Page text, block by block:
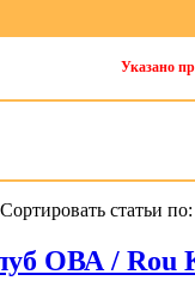
Указано
Сортировать статьи по:
ОВА / Rou